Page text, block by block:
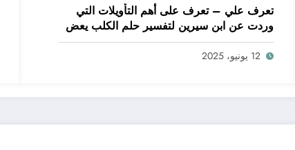
تعرف علي – تعرف على أهم التأويلات التي
وردت عن ابن سيرين لتفسير حلم الكلب يعض
يدي – بالتفصيل
12 يونيو، 2025